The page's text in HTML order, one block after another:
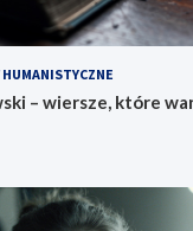
– wiersze, które